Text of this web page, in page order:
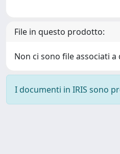
File in questo prodotto:
Non ci sono file associati
I documenti in IRIS sono